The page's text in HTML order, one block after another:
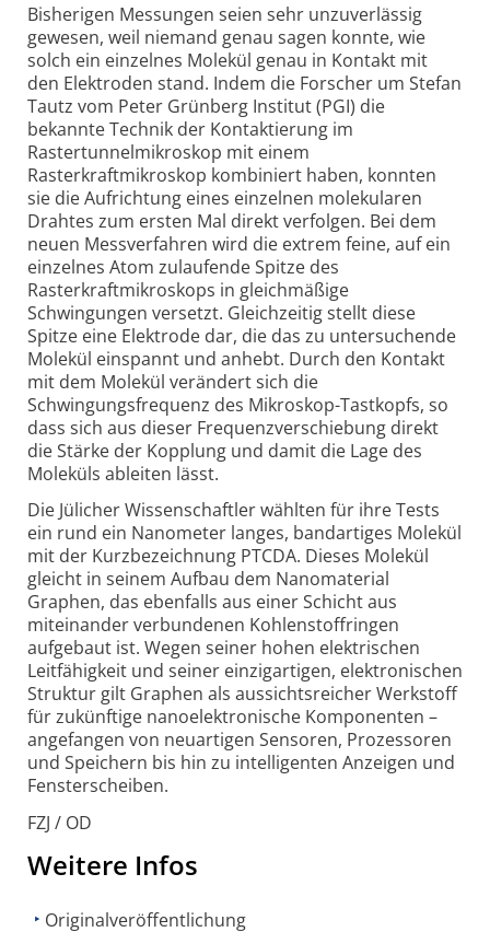
Bisherigen Messungen seien sehr unzuverlässig
gewesen, weil niemand genau sagen konnte, wie
solch ein einzelnes Molekül genau in Kontakt mit
den Elektroden stand. Indem die Forscher um Stefan
Tautz vom Peter Grünberg Institut (PGI) die
bekannte Technik der Kontaktierung im
Rastertunnelmikroskop mit einem
Rasterkraftmikroskop kombiniert haben, konnten
sie die Aufrichtung eines einzelnen molekularen
Drahtes zum ersten Mal direkt verfolgen. Bei dem
neuen Messverfahren wird die extrem feine, auf ein
einzelnes Atom zulaufende Spitze des
Rasterkraftmikroskops in gleichmäßige
Schwingungen versetzt. Gleichzeitig stellt diese
Spitze eine Elektrode dar, die das zu untersuchende
Molekül einspannt und anhebt. Durch den Kontakt
mit dem Molekül verändert sich die
Schwingungsfrequenz des Mikroskop-Tastkopfs, so
dass sich aus dieser Frequenzverschiebung direkt
die Stärke der Kopplung und damit die Lage des
Moleküls ableiten lässt.
Die Jülicher Wissenschaftler wählten für ihre Tests
ein rund ein Nanometer langes, bandartiges Molekül
mit der Kurzbezeichnung PTCDA. Dieses Molekül
gleicht in seinem Aufbau dem Nanomaterial
Graphen, das ebenfalls aus einer Schicht aus
miteinander verbundenen Kohlenstoffringen
aufgebaut ist. Wegen seiner hohen elektrischen
Leitfähigkeit und seiner einzigartigen, elektronischen
Struktur gilt Graphen als aussichtsreicher Werkstoff
für zukünftige nanoelektronische Komponenten –
angefangen von neuartigen Sensoren, Prozessoren
und Speichern bis hin zu intelligenten Anzeigen und
Fensterscheiben.
FZJ / OD
Weitere Infos
Originalveröffentlichung